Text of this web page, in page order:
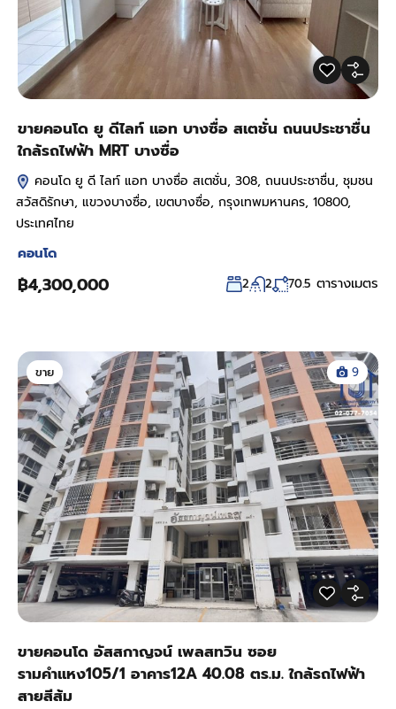
ขายคอนโด ยู ดีไลท์ แอท บางซื่อ สเตชั่น ถนนประชาชื่น
ใกล้รถไฟฟ้า MRT บางซื่อ
คอนโด ยู ดี ไลท์ แอท บางซื่อ สเตชั่น, 308, ถนนประชาชื่น, ชุมชน
สวัสดิรักษา, แขวงบางซื่อ, เขตบางซื่อ, กรุงเทพมหานคร, 10800,
ประเทศไทย
คอนโด
฿4,300,000 2 2 70.5 ตารางเมตร
ขาย 9
ขายคอนโด อัสสกาญจน์ เพลสทวิน ซอย
รามคำแหง105/1 อาคาร12A 40.08 ตร.ม. ใกล้รถไฟฟ้า
สายสีส้ม